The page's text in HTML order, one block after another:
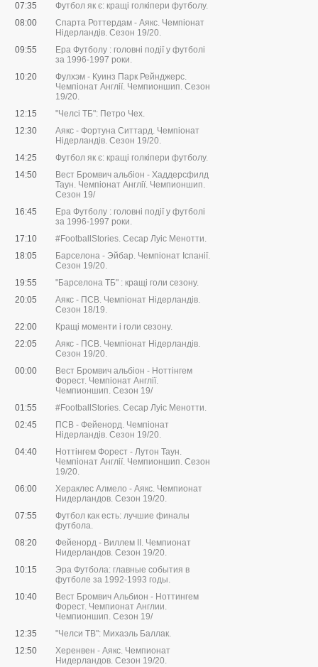
07:35
Футбол як є: кращі голкіпери футболу.
08:00
Спарта Роттердам - Аякс. Чемпіонат
Нідерландів. Сезон 19/20.
09:55
Ера Футболу : головні події у футболі
за 1996-1997 роки.
10:20
Фулхэм - Куинз Парк Рейнджерс.
Чемпіонат Англії. Чемпионшип. Сезон
19/20.
12:15
"Челсі ТБ": Петро Чех.
12:30
Аякс - Фортуна Ситтард. Чемпіонат
Нідерландів. Сезон 19/20.
14:25
Футбол як є: кращі голкіпери футболу.
14:50
Вест Бромвич альбіон - Хаддерсфилд
Таун. Чемпіонат Англії. Чемпионшип.
Сезон 19/
16:45
Ера Футболу : головні події у футболі
за 1996-1997 роки.
17:10
#FootballStories. Сесар Луіс Менотти.
18:05
Барселона - Эйбар. Чемпіонат Іспанії.
Сезон 19/20.
19:55
"Барселона ТБ" : кращі голи сезону.
20:05
Аякс - ПСВ. Чемпіонат Нідерландів.
Сезон 18/19.
22:00
Кращі моменти і голи сезону.
22:05
Аякс - ПСВ. Чемпіонат Нідерландів.
Сезон 19/20.
00:00
Вест Бромвич альбіон - Ноттінгем
Форест. Чемпіонат Англії.
Чемпионшип. Сезон 19/
01:55
#FootballStories. Сесар Луіс Менотти.
02:45
ПСВ - Фейенорд. Чемпіонат
Нідерландів. Сезон 19/20.
04:40
Ноттінгем Форест - Лутон Таун.
Чемпіонат Англії. Чемпионшип. Сезон
19/20.
06:00
Хераклес Алмело - Аякс. Чемпионат
Нидерландов. Сезон 19/20.
07:55
Футбол как есть: лучшие финалы
футбола.
08:20
Фейенорд - Виллем II. Чемпионат
Нидерландов. Сезон 19/20.
10:15
Эра Футбола: главные события в
футболе за 1992-1993 годы.
10:40
Вест Бромвич Альбион - Ноттингем
Форест. Чемпионат Англии.
Чемпионшип. Сезон 19/
12:35
"Челси ТВ": Михаэль Баллак.
12:50
Херенвен - Аякс. Чемпионат
Нидерландов. Сезон 19/20.